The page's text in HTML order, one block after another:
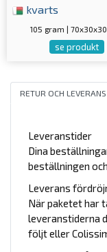
kvarts
105 gram |
se produkt
RETUR OCH LEVERANS
Leveranstider
Dina
beställningen
Leverans
När paketet har
leveranstiderna
följt eller